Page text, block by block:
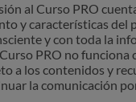
al Curso PRO
y características del
y con toda la
PRO no
a los contenidos y
la comunicación